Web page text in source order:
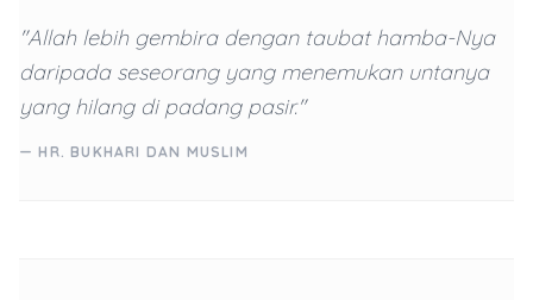
"Allah lebih gembira dengan taubat hamba-Nya
daripada seseorang yang menemukan untanya
yang hilang di padang pasir."
— HR. BUKHARI DAN MUSLIM